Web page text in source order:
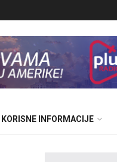
KORISNE INFORMACIJE